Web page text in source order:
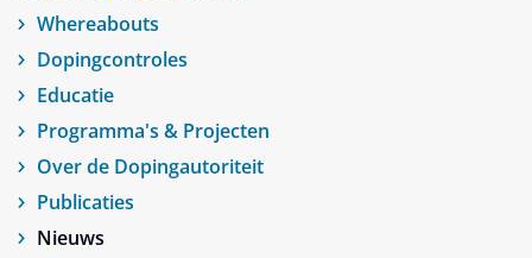
Whereabouts
Dopingcontroles
Educatie
Programma's & Projecten
Over de Dopingautoriteit
Publicaties
Nieuws